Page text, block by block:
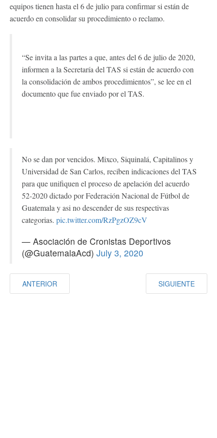
equipos tienen hasta el 6 de julio para confirmar si están de
acuerdo en consolidar su procedimiento o reclamo.
“Se invita a las partes a que, antes del 6 de julio de 2020,
informen a la Secretaría del TAS si están de acuerdo con
la consolidación de ambos procedimientos”, se lee en el
documento que fue enviado por el TAS.
No se dan por vencidos. Mixco, Siquinalá, Capitalinos y
Universidad de San Carlos, reciben indicaciones del TAS
para que unifiquen el proceso de apelación del acuerdo
52-2020 dictado por Federación Nacional de Fútbol de
Guatemala y asi no descender de sus respectivas
categorias. pic.twitter.com/RzPgzOZ9cV
— Asociación de Cronistas Deportivos
(@GuatemalaAcd) July 3, 2020
ANTERIOR SIGUIENTE